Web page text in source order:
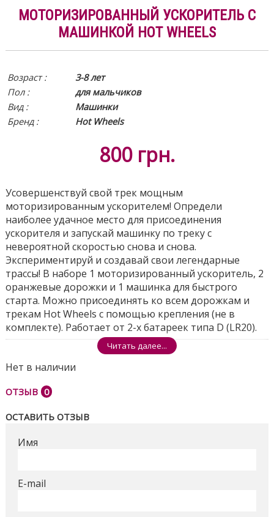
МОТОРИЗИРОВАННЫЙ УСКОРИТЕЛЬ С
МАШИНКОЙ HOT WHEELS
Возраст :
3-8 лет
Пол :
для мальчиков
Вид :
Машинки
Бренд :
Hot Wheels
800 грн.
Усовершенствуй свой трек мощным
моторизированным ускорителем! Определи
наиболее удачное место для присоединения
ускорителя и запускай машинку по треку с
невероятной скоростью снова и снова.
Экспериментируй и создавай свои легендарные
трассы! В наборе 1 моторизированный ускоритель, 2
оранжевые дорожки и 1 машинка для быстрого
старта. Можно присоединять ко всем дорожкам и
трекам Hot Wheels с помощью крепления (не в
комплекте). Работает от 2-х батареек типа D (LR20).
Читать далее...
Нет в наличии
ОТЗЫВ 0
ОСТАВИТЬ ОТЗЫВ
Имя
E-mail